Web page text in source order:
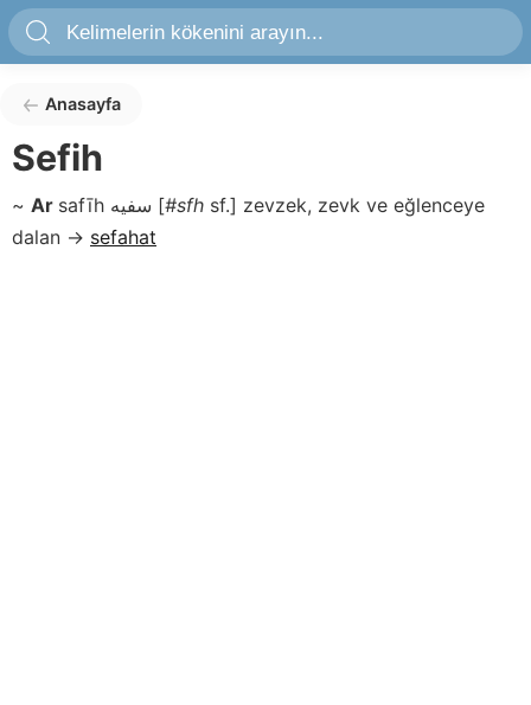
Anasayfa
Sefih
~ Ar safīh [#sfh sf.] zevzek, zevk ve eğlenceye
dalan → sefahat